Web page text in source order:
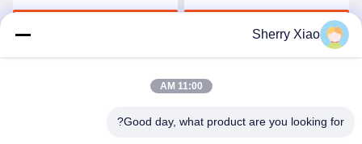
احصل على أفضل سعر
924 مم
Sherry Xiao
11:00 AM
Good day, what product are you looking for?